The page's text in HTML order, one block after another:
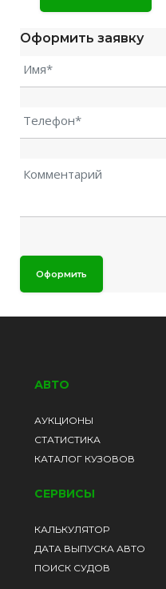
Оформить заявку
Оформить
АВТО
АУКЦИОНЫ
СТАТИСТИКА
КАТАЛОГ КУЗОВОВ
СЕРВИСЫ
КАЛЬКУЛЯТОР
ДАТА ВЫПУСКА АВТО
ПОИСК СУДОВ